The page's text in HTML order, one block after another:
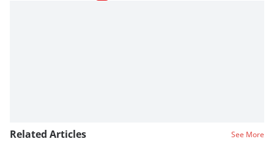
Related Articles See More